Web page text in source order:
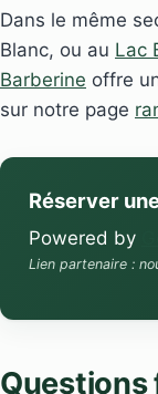
Dans le même
Blanc, ou au Lac
Barberine offre
sur notre page
Réserver
Powered by
Lien partenaire :
Questions